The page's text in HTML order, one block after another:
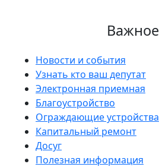
Важное
Новости и события
Узнать кто ваш депутат
Электронная приемная
Благоустройство
Ограждающие устройства
Капитальный ремонт
Досуг
Полезная информация